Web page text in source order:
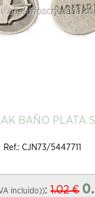
BAÑO PLATA
Ref.: CJN73/5447711
incluido)): 1.02€